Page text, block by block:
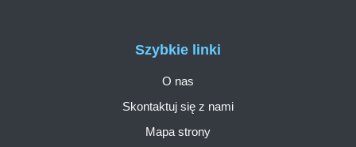
Szybkie linki
O nas
Skontaktuj się z nami
Mapa strony